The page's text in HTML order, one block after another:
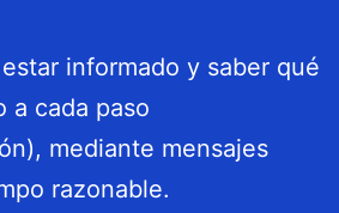
informado y saber qué
a cada paso
mediante mensajes
razonable.